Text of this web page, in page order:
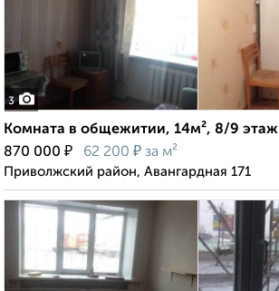
3
Комната в общежитии, 14м², 8/9 этаж
870 000 ₽ 62 200 ₽ за м²
Приволжский район, Авангардная 171